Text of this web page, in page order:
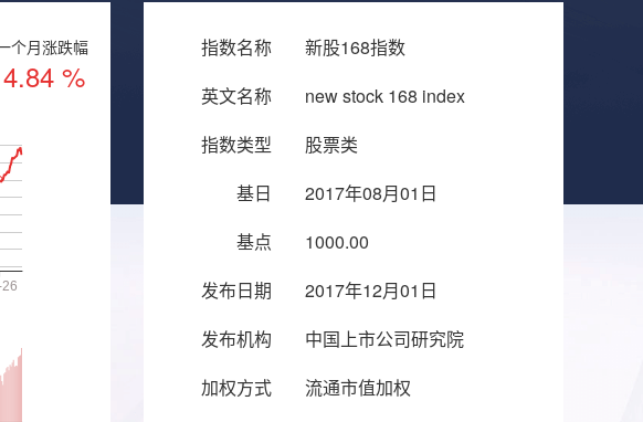
个月涨跌幅
%
指数名称
新股168指数
英文名称
new stock 168 index
指数类型
股票类
基日
2017年08月01日
基点
1000.00
发布日期
2017年12月01日
发布机构
中国上市公司研究院
加权方式
流通市值加权